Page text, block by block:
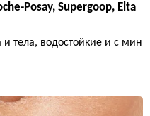
Posay, Supergoop, Elta
тела, водостойкие и с мин